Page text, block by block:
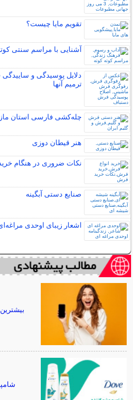
تقویم مایا چیست؟
آشنایی با مراسم سنتی
دلایل پوسیدگی و
ترمیم آنها
چله‌كشی فارسی استان
هنر قیطان دوزی
نکات ضروری در هنگام
صنایع دستی آبگینه
اشعار زیبای اوحدی